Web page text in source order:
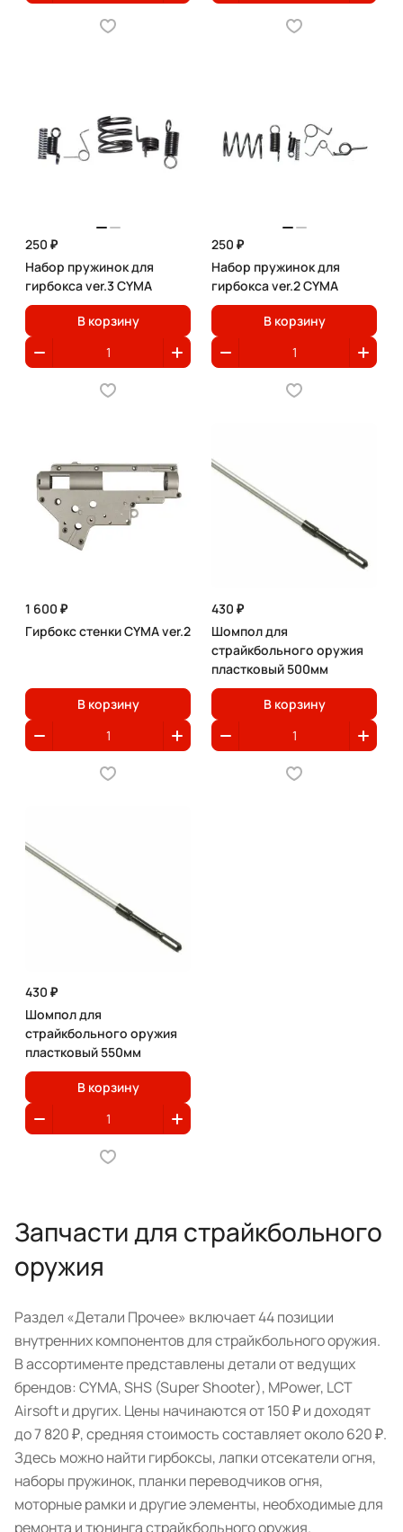
250 ₽
Набор пружинок для
гирбокса ver.3 CYMA
В корзину
250 ₽
Набор пружинок для
гирбокса ver.2 CYMA
В корзину
1 600 ₽
Гирбокс стенки CYMA ver.2
В корзину
430 ₽
Шомпол для
страйкбольного оружия
пластковый 500мм
В корзину
430 ₽
Шомпол для
страйкбольного оружия
пластковый 550мм
В корзину
Запчасти для страйкбольного
оружия
Раздел «Детали Прочее» включает 44 позиции
внутренних компонентов для страйкбольного оружия.
В ассортименте представлены детали от ведущих
брендов: CYMA, SHS (Super Shooter), MPower, LCT
Airsoft и других. Цены начинаются от 150 ₽ и доходят
до 7 820 ₽, средняя стоимость составляет около 620 ₽.
Здесь можно найти гирбоксы, лапки отсекатели огня,
наборы пружинок, планки переводчиков огня,
моторные рамки и другие элементы, необходимые для
ремонта и тюнинга страйкбольного оружия.